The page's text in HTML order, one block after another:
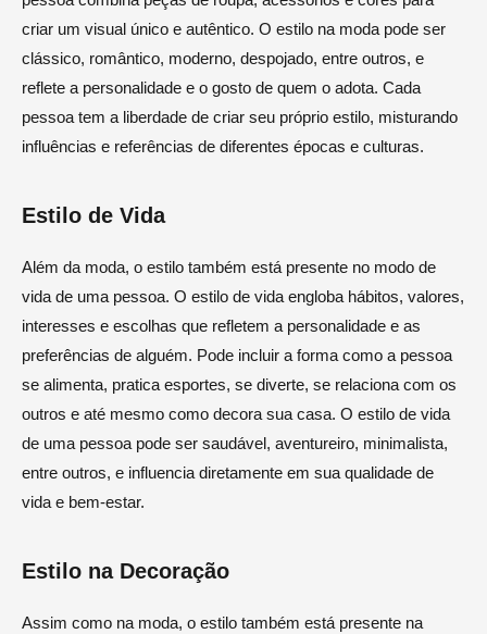
criar um visual único e autêntico. O estilo na moda pode ser
clássico, romântico, moderno, despojado, entre outros, e
reflete a personalidade e o gosto de quem o adota. Cada
pessoa tem a liberdade de criar seu próprio estilo, misturando
influências e referências de diferentes épocas e culturas.
Estilo de Vida
Além da moda, o estilo também está presente no modo de
vida de uma pessoa. O estilo de vida engloba hábitos, valores,
interesses e escolhas que refletem a personalidade e as
preferências de alguém. Pode incluir a forma como a pessoa
se alimenta, pratica esportes, se diverte, se relaciona com os
outros e até mesmo como decora sua casa. O estilo de vida
de uma pessoa pode ser saudável, aventureiro, minimalista,
entre outros, e influencia diretamente em sua qualidade de
vida e bem-estar.
Estilo na Decoração
Assim como na moda, o estilo também está presente na